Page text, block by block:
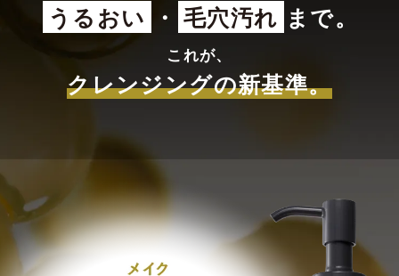
うるおい
・ 毛穴汚れ まで。
これが、
クレンジングの新基準。